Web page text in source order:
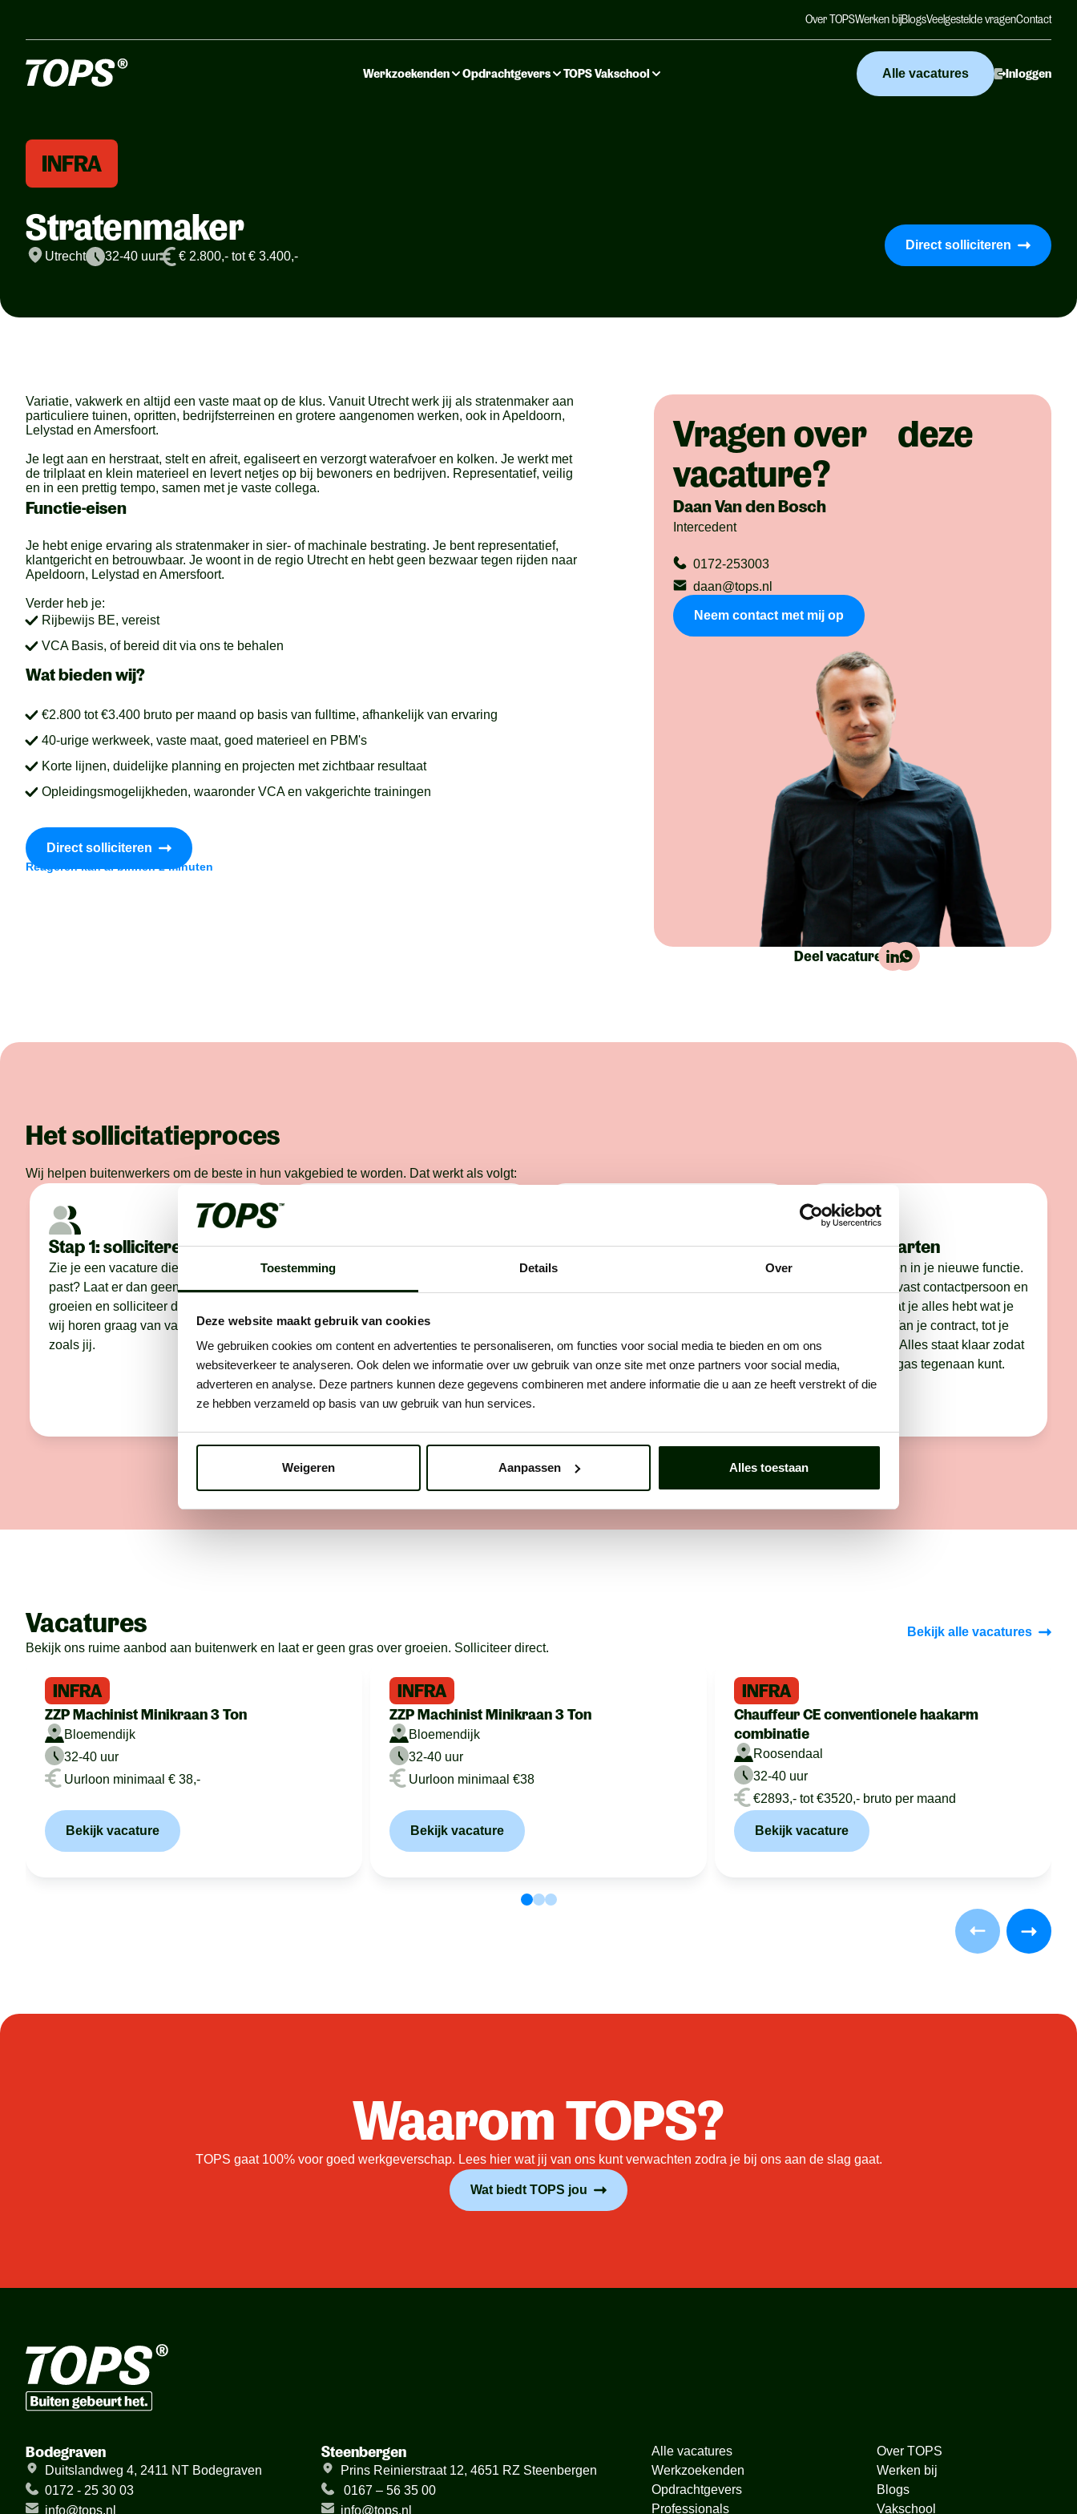
Toestemming Details Over
Deze website maakt gebruik van cookies
We gebruiken cookies om content en advertenties te personaliseren, om functies voor social media te bieden en om ons
websiteverkeer te analyseren. Ook delen we informatie over uw gebruik van onze site met onze partners voor social media,
adverteren en analyse. Deze partners kunnen deze gegevens combineren met andere informatie die u aan ze heeft verstrekt of die
ze hebben verzameld op basis van uw gebruik van hun services.
Weigeren Aanpassen Alles toestaan
Over TOPSWerken bijBlogsVeelgestelde vragenContact
Werkzoekenden Opdrachtgevers TOPS Vakschool Alle vacatures Inloggen
INFRA
Stratenmaker
Utrecht 32-40 uur € 2.800,- tot € 3.400,-
Direct solliciteren
Variatie, vakwerk en altijd een vaste maat op de klus. Vanuit Utrecht werk jij als stratenmaker aan
particuliere tuinen, opritten, bedrijfsterreinen en grotere aangenomen werken, ook in Apeldoorn,
Lelystad en Amersfoort.
Je legt aan en herstraat, stelt en afreit, egaliseert en verzorgt waterafvoer en kolken. Je werkt met
de trilplaat en klein materieel en levert netjes op bij bewoners en bedrijven. Representatief, veilig
en in een prettig tempo, samen met je vaste collega.
Functie-eisen
Je hebt enige ervaring als stratenmaker in sier- of machinale bestrating. Je bent representatief,
klantgericht en betrouwbaar. Je woont in de regio Utrecht en hebt geen bezwaar tegen rijden naar
Apeldoorn, Lelystad en Amersfoort.
Verder heb je:
Rijbewijs BE, vereist
VCA Basis, of bereid dit via ons te behalen
Wat bieden wij?
€2.800 tot €3.400 bruto per maand op basis van fulltime, afhankelijk van ervaring
40-urige werkweek, vaste maat, goed materieel en PBM's
Korte lijnen, duidelijke planning en projecten met zichtbaar resultaat
Opleidingsmogelijkheden, waaronder VCA en vakgerichte trainingen
Direct solliciteren
Reageren kan al binnen 2 minuten
Vragen over deze
vacature?
Daan Van den Bosch
Intercedent
0172-253003
daan@tops.nl
Neem contact met mij op
Deel vacature:
Het sollicitatieproces
Wij helpen buitenwerkers om de beste in hun vakgebied te worden. Dat werkt als volgt:
Stap 1: solliciteren
Zie je een vacature die perfect bij je
past? Laat er dan geen gras over
groeien en solliciteer direct. Want
wij horen graag van vakidioten
zoals jij.
Stap 2: telefonisch
contact
We bellen je op. Als het klikt,
bespreken het werk, wie je bent en
wáár je graag wilt werken.Des te
eerlijker je bent, des te makkelijker
het voor ons is om de juiste plek
voor je te vinden.
Stap 3: voorstellen
plaatsing. Daarna stellen we je voor
aan een opdrachtgever!
Stap 4: starten
Jij gaat starten in je nieuwe functie.
Je krijgt een vast contactpersoon en
we zorgen dat je alles hebt wat je
nodig hebt. Van je contract, tot je
werkkleding. Alles staat klaar zodat
je er met vol gas tegenaan kunt.
Vacatures
Bekijk ons ruime aanbod aan buitenwerk en laat er geen gras over groeien. Solliciteer direct.
Bekijk alle vacatures
INFRA
ZZP Machinist Minikraan 3 Ton
Bloemendijk
32-40 uur
Uurloon minimaal € 38,-
Bekijk vacature
INFRA
ZZP Machinist Minikraan 3 Ton
Bloemendijk
32-40 uur
Uurloon minimaal €38
Bekijk vacature
INFRA
Chauffeur CE conventionele haakarm
combinatie
Roosendaal
32-40 uur
€2893,- tot €3520,- bruto per maand
Bekijk vacature
Waarom TOPS?
TOPS gaat 100% voor goed werkgeverschap. Lees hier wat jij van ons kunt verwachten zodra je bij ons aan de slag gaat.
Wat biedt TOPS jou
Bodegraven
Duitslandweg 4, 2411 NT Bodegraven
0172 - 25 30 03
info@tops.nl
Steenbergen
Prins Reinierstraat 12, 4651 RZ Steenbergen
0167 – 56 35 00
info@tops.nl
Alle vacatures
Werkzoekenden
Opdrachtgevers
Professionals
Over TOPS
Werken bij
Blogs
Vakschool